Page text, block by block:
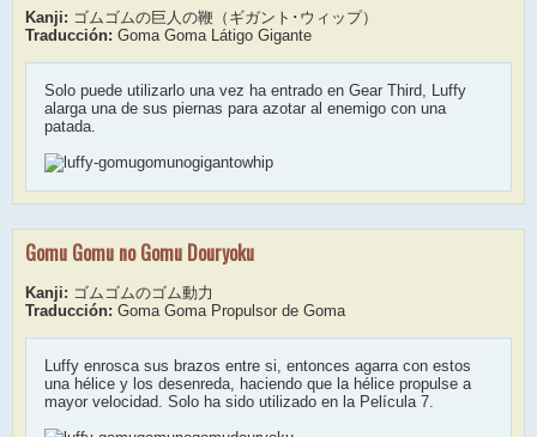
Kanji: ゴムゴムの巨人の鞭（ギガント･ウィップ）
Traducción: Goma Goma Látigo Gigante
Solo puede utilizarlo una vez ha entrado en Gear Third, Luffy
alarga una de sus piernas para azotar al enemigo con una
patada.
Gomu Gomu no Gomu Douryoku
Kanji: ゴムゴムのゴム動力
Traducción: Goma Goma Propulsor de Goma
Luffy enrosca sus brazos entre si, entonces agarra con estos
una hélice y los desenreda, haciendo que la hélice propulse a
mayor velocidad. Solo ha sido utilizado en la Película 7.